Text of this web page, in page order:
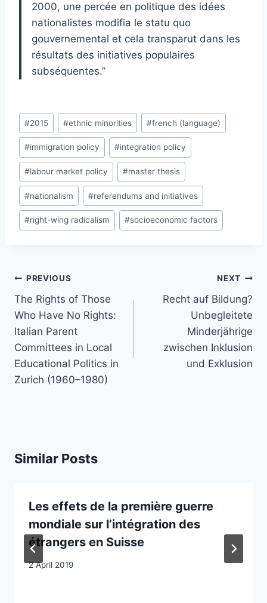
2000, une percée en politique des idées
nationalistes modifia le statu quo
gouvernemental et cela transparut dans les
résultats des initiatives populaires
subséquentes.”
Post
Tags:
#2015 #ethnic minorities #french (language)
#immigration policy #integration policy
#labour market policy #master thesis
#nationalism #referendums and initiatives
#right-wing radicalism #socioeconomic factors
Post
navigation
PREVIOUS
The Rights of Those
Who Have No Rights:
Italian Parent
Committees in Local
Educational Politics in
Zurich (1960–1980)
NEXT
Recht auf Bildung?
Unbegleitete
Minderjährige
zwischen Inklusion
und Exklusion
Similar Posts
Les effets de la première guerre
mondiale sur l’intégration des
étrangers en Suisse
2 April 2019